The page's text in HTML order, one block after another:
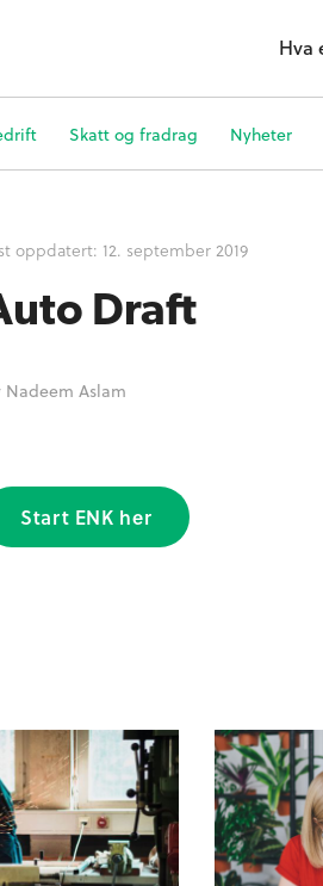
Hva
Skatt og fradrag Nyheter
oppdatert: 12. september 2019
Draft
Nadeem Aslam
Start ENK her